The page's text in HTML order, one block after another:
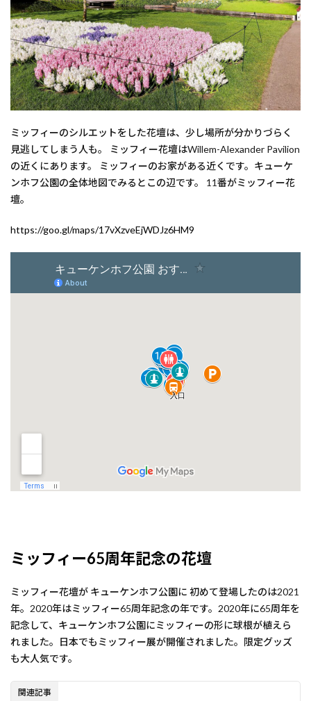
ミッフィーのシルエットをした花壇は、少し場所が分かりづらく
見逃してしまう人も。 ミッフィー花壇はWillem-Alexander Pavilion
の近くにあります。 ミッフィーのお家がある近くです。キューケ
ンホフ公園の全体地図でみるとこの辺です。 11番がミッフィー花
壇。
https://goo.gl/maps/17vXzveEjWDJz6HM9
ミッフィー65周年記念の花壇
ミッフィー花壇が キューケンホフ公園に 初めて登場したのは2021
年。2020年はミッフィー65周年記念の年です。2020年に65周年を
記念して、キューケンホフ公園にミッフィーの形に球根が植えら
れました。日本でもミッフィー展が開催されました。限定グッズ
も大人気です。
関連記事